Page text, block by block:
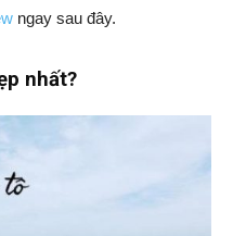
ngay sau đây.
nhất?